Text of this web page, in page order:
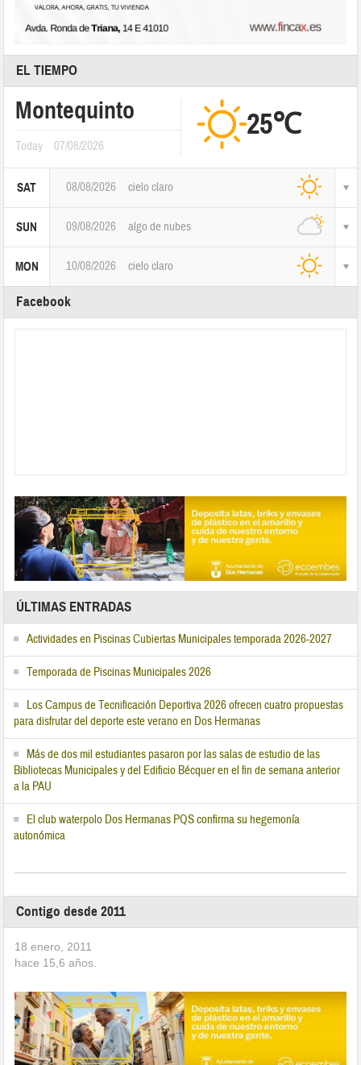
EL TIEMPO
Montequinto
Today 07/08/2026
25℃
SAT 08/08/2026 cielo claro
SUN 09/08/2026 algo de nubes
MON 10/08/2026 cielo claro
Facebook
ÚLTIMAS ENTRADAS
Actividades en Piscinas Cubiertas Municipales temporada 2026-2027
Temporada de Piscinas Municipales 2026
Los Campus de Tecnificación Deportiva 2026 ofrecen cuatro propuestas
para disfrutar del deporte este verano en Dos Hermanas
Más de dos mil estudiantes pasaron por las salas de estudio de las
Bibliotecas Municipales y del Edificio Bécquer en el fin de semana anterior
a la PAU
El club waterpolo Dos Hermanas PQS confirma su hegemonía
autonómica
Contigo desde 2011
18 enero, 2011
hace 15,6 años.